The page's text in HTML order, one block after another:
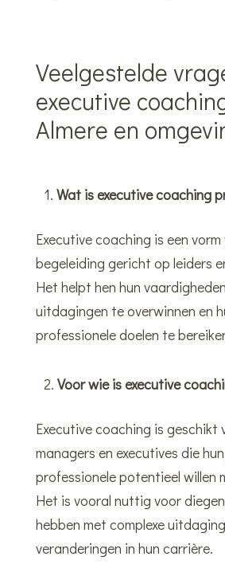
Veelgestelde
executive
Almere en
Wat is executive coaching
Executive coaching is een
begeleiding gericht op leiders
Het helpt hen hun
uitdagingen te overwinnen en
professionele doelen te
Voor wie is executive
Executive coaching is geschikt
managers en executives die
professionele potentieel willen
Het is vooral nuttig voor
hebben met complexe
veranderingen in hun carrière.